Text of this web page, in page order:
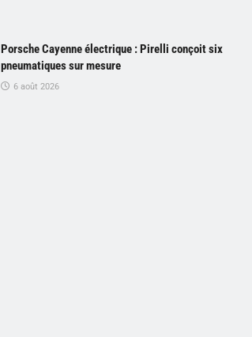
Porsche Cayenne électrique : Pirelli conçoit six
pneumatiques sur mesure
6 août 2026